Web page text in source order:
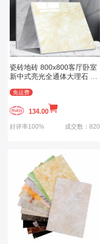
瓷砖地砖 800x800客厅卧室
新中式亮光全通体大理石 防
免运费
134.00
好评率100% 成交数：820